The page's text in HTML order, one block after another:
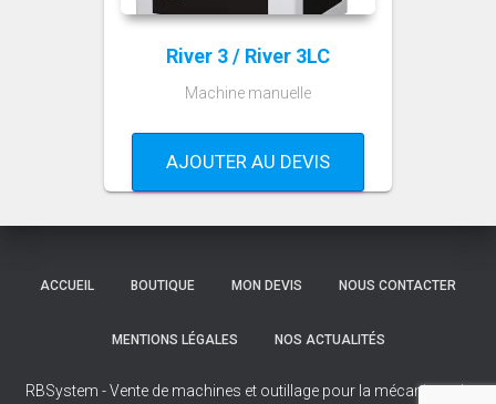
River 3 / River 3LC
Machine manuelle
AJOUTER AU DEVIS
ACCUEIL BOUTIQUE MON DEVIS NOUS CONTACTER
MENTIONS LÉGALES NOS ACTUALITÉS
RBSystem - Vente de machines et outillage pour la mécanique de